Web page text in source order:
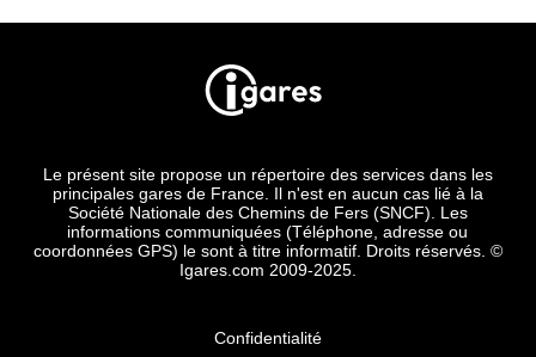
Le présent site propose un répertoire des services dans les
principales gares de France. Il n'est en aucun cas lié à la
Société Nationale des Chemins de Fers (SNCF). Les
informations communiquées (Téléphone, adresse ou
coordonnées GPS) le sont à titre informatif. Droits réservés. ©
Igares.com 2009-2025.
Confidentialité